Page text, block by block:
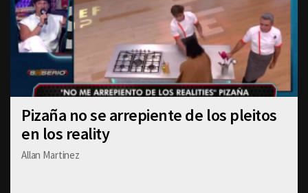
Pizaña no se arrepiente de los pleitos
en los reality
Allan Martinez